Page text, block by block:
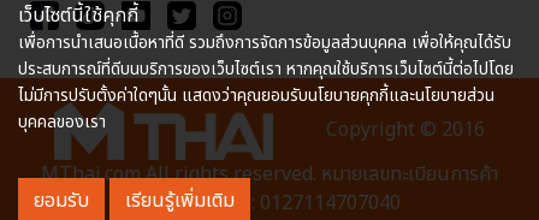
Copyright © 2016
MThai.com All rights reserved. หมายเลขทะเบียนการค้า
อิเล็กทรอนิกส์ : 0127114707040
เว็บไซต์นี้ใช้คุกกี้
เพื่อการนำเสนอเนื้อหาที่ดี รวมถึงการจัดการข้อมูลส่วนบุคคล เพื่อให้คุณได้รับ
ประสบการณ์ที่ดีบนบริการของเว็บไซต์เรา หากคุณใช้บริการเว็บไซต์นี้ต่อไปโดย
ไม่มีการปรับตั้งค่าใดๆนั้น แสดงว่าคุณยอมรับนโยบายคุกกี้และนโยบายส่วน
บุคคลของเรา
ยอมรับ เรียนรู้เพิ่มเติม